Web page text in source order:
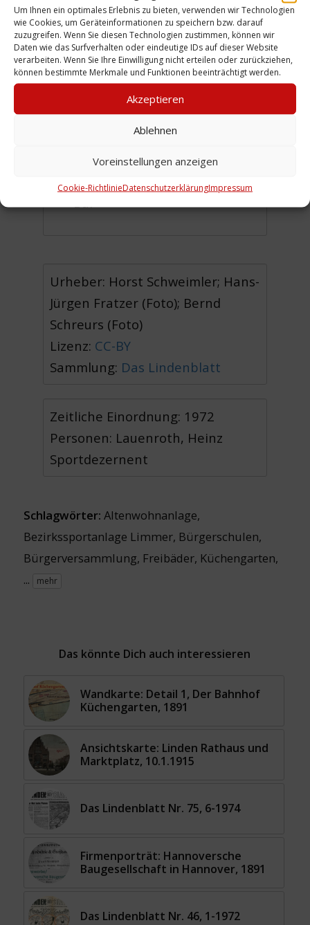
Um Ihnen ein optimales Erlebnis zu bieten, verwenden wir Technologien
wie Cookies, um Geräteinformationen zu speichern bzw. darauf
zuzugreifen. Wenn Sie diesen Technologien zustimmen, können wir
Daten wie das Surfverhalten oder eindeutige IDs auf dieser Website
verarbeiten. Wenn Sie Ihre Einwilligung nicht erteilen oder zurückziehen,
können bestimmte Merkmale und Funktionen beeinträchtigt werden.
Akzeptieren
Ablehnen
Voreinstellungen anzeigen
Cookie-RichtlinieDatenschutzerklärungImpressum
Jungschützen von Linden 04
berichten; Judo-Cub mit
neuem Vorstand;
Jahreshauptversammlung
Teutonia; Erfolge Limmersche
Schützen;
Leserbriefe: Protest zur
Initiative "Spiel" am Telefon;
Verkehrsfürung Schwarzer
Bär
Urheber: Horst Schweimler; Hans-
Jürgen Fratzer (Foto); Bernd
Schreurs (Foto)
Lizenz: CC-BY
Sammlung: Das Lindenblatt
Zeitliche Einordnung: 1972
Personen: Lauenroth, Heinz
Sportdezernent
Schlagwörter: Altenwohnanlage,
Bezirkssportanlage Limmer, Bürgerschulen,
Bürgerversammlung, Freibäder, Küchengarten,
...
mehr
Das könnte Dich auch interessieren
Wandkarte: Detail 1, Der Bahnhof
Küchengarten, 1891
Ansichtskarte: Linden Rathaus und
Marktplatz, 10.1.1915
Das Lindenblatt Nr. 75, 6-1974
Firmenporträt: Hannoversche
Baugesellschaft in Hannover, 1891
Das Lindenblatt Nr. 46, 1-1972